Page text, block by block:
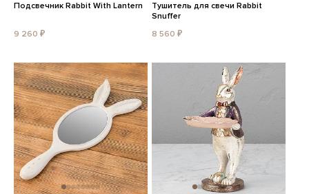
Подсвечник Rabbit With Lantern
9 260 ₽
Тушитель для свечи Rabbit
Snuffer
8 560 ₽